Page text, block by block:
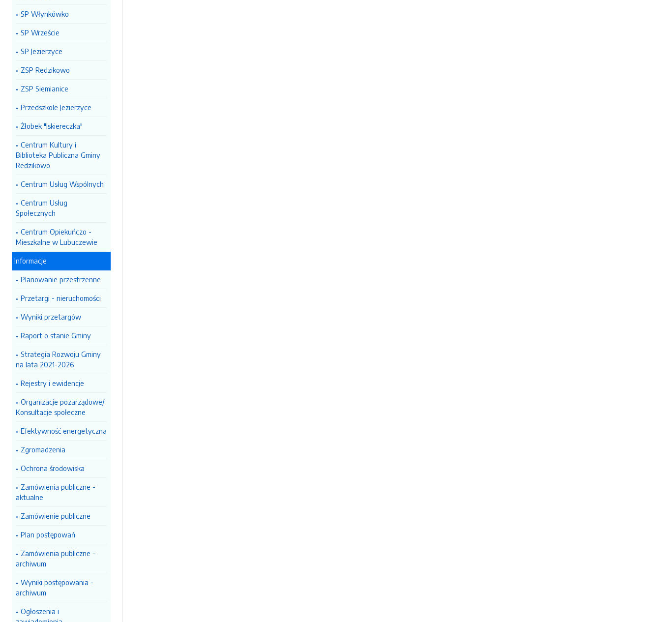
SP Włynkówko
SP Wrzeście
SP Jezierzyce
ZSP Redzikowo
ZSP Siemianice
Przedszkole Jezierzyce
Żłobek "Iskiereczka"
Centrum Kultury i
Biblioteka Publiczna Gminy
Redzikowo
Centrum Usług Wspólnych
Centrum Usług
Społecznych
Centrum Opiekuńczo -
Mieszkalne w Lubuczewie
Informacje
Planowanie przestrzenne
Przetargi - nieruchomości
Wyniki przetargów
Raport o stanie Gminy
Strategia Rozwoju Gminy
na lata 2021-2026
Rejestry i ewidencje
Organizacje pozarządowe/
Konsultacje społeczne
Efektywność energetyczna
Zgromadzenia
Ochrona środowiska
Zamówienia publiczne -
aktualne
Zamówienie publiczne
Plan postępowań
Zamówienia publiczne -
archiwum
Wyniki postępowania -
archiwum
Ogłoszenia i